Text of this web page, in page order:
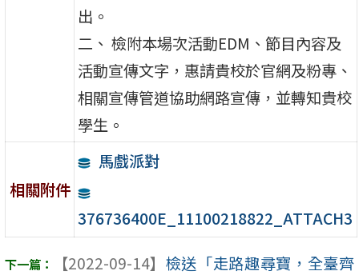
出。
二、 檢附本場次活動EDM、節目內容及
活動宣傳文字，惠請貴校於官網及粉專、
相關宣傳管道協助網路宣傳，並轉知貴校
學生。
相關附件
馬戲派對
376736400E_11100218822_ATTACH3
【2022-09-14】 檢送「走路趣尋寶，全臺齊